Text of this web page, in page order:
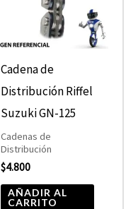
Cadena de
Distribución Riffel
Suzuki GN-125
Cadenas de
Distribución
$4.800
AÑADIR AL
CARRITO